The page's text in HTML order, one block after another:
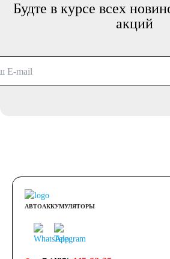
Будте в курсе всех
акций
АВТОАККУМУЛЯТОРЫ